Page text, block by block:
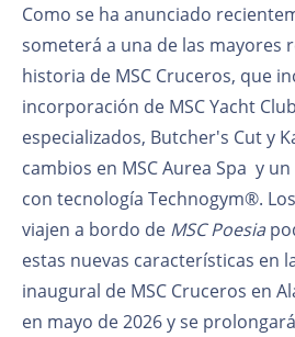
Como se ha anunciado
someterá a una de las mayores
historia de MSC Cruceros, que
incorporación de MSC Yacht
especializados, Butcher's Cut y
cambios en MSC Aurea Spa y
con tecnología Technogym®.
viajen a bordo de MSC Poesia
estas nuevas características en
inaugural de MSC Cruceros en
en mayo de 2026 y se